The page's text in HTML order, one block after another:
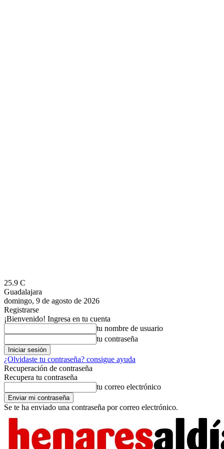
25.9 C
Guadalajara
domingo, 9 de agosto de 2026
Registrarse
¡Bienvenido! Ingresa en tu cuenta
tu nombre de usuario
tu contraseña
¿Olvidaste tu contraseña? consigue ayuda
Recuperación de contraseña
Recupera tu contraseña
tu correo electrónico
Se te ha enviado una contraseña por correo electrónico.